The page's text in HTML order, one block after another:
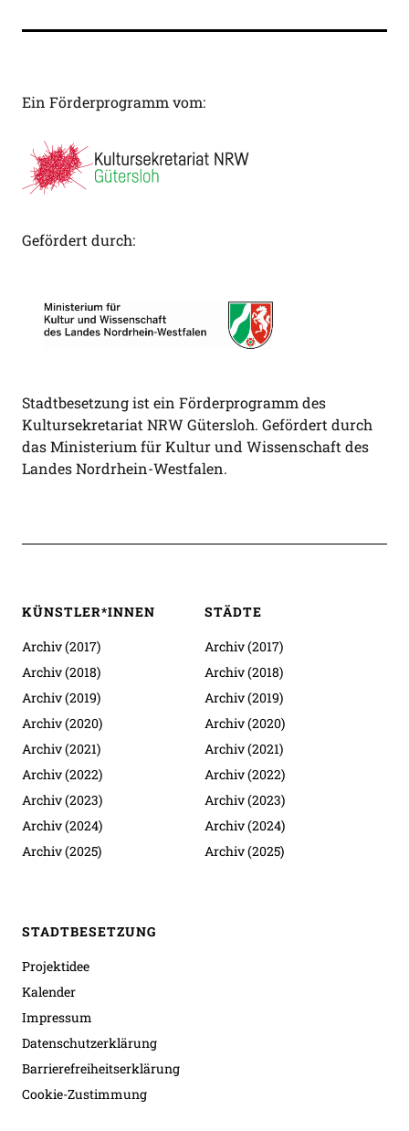
Ein Förderprogramm vom:
Gefördert durch:
Stadtbesetzung ist ein Förderprogramm des
Kultursekretariat NRW Gütersloh. Gefördert durch
das Ministerium für Kultur und Wissenschaft des
Landes Nordrhein-Westfalen.
KÜNSTLER*INNEN
Archiv (2017)
Archiv (2018)
Archiv (2019)
Archiv (2020)
Archiv (2021)
Archiv (2022)
Archiv (2023)
Archiv (2024)
Archiv (2025)
STÄDTE
Archiv (2017)
Archiv (2018)
Archiv (2019)
Archiv (2020)
Archiv (2021)
Archiv (2022)
Archiv (2023)
Archiv (2024)
Archiv (2025)
STADTBESETZUNG
Projektidee
Kalender
Impressum
Datenschutzerklärung
Barrierefreiheitserklärung
Cookie-Zustimmung